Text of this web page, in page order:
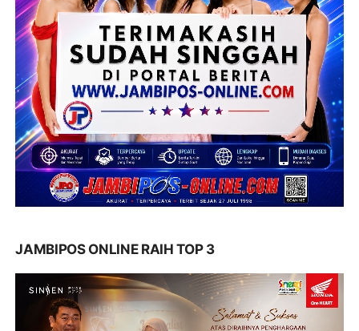
JAMBIPOS ONLINE RAIH TOP 3